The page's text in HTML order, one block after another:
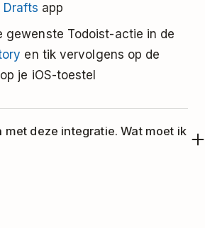
Drafts app
gewenste Todoist-actie in de
en tik vervolgens op de
je iOS-toestel
met deze integratie. Wat moet ik